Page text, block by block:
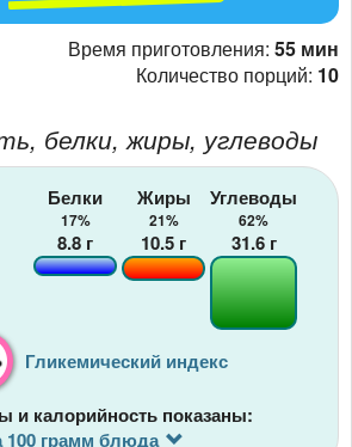
Время приготовления: 55 мин
Количество порций: 10
белки, жиры, углеводы
Белки
17%
8.8 г
Жиры
21%
10.5 г
Углеводы
62%
31.6г
Гликемический индекс
и калорийность показаны:
100 грамм блюда